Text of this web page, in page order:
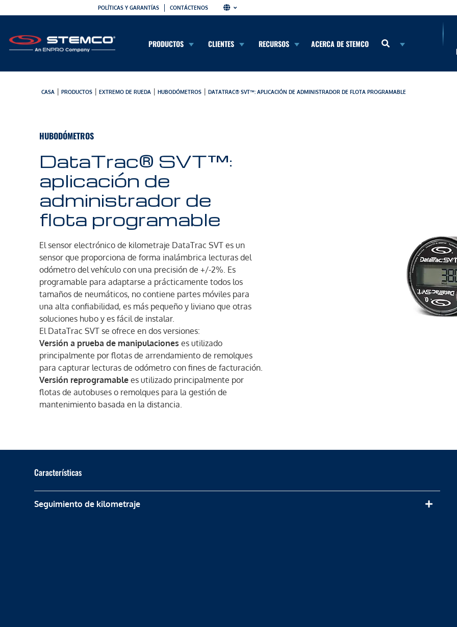
POLÍTICAS Y GARANTÍAS CONTÁCTENOS
PRODUCTOS CLIENTES RECURSOS ACERCA DE STEMCO
CASA| PRODUCTOS| EXTREMO DE RUEDA| HUBODÓMETROS| DATATRAC® SVT™: APLICACIÓN DE ADMINISTRADOR DE FLOTA PROGRAMABLE
HUBODÓMETROS
DataTrac® SVT™:
aplicación de
administrador de
flota programable
El sensor electrónico de kilometraje DataTrac SVT es un
sensor que proporciona de forma inalámbrica lecturas del
odómetro del vehículo con una precisión de +/-2%. Es
programable para adaptarse a prácticamente todos los
tamaños de neumáticos, no contiene partes móviles para
una alta confiabilidad, es más pequeño y liviano que otras
soluciones hubo y es fácil de instalar.
El DataTrac SVT se ofrece en dos versiones:
Versión a prueba de manipulaciones es utilizado
principalmente por flotas de arrendamiento de remolques
para capturar lecturas de odómetro con fines de facturación.
Versión reprogramable es utilizado principalmente por
flotas de autobuses o remolques para la gestión de
mantenimiento basada en la distancia.
Características
Seguimiento de kilometraje